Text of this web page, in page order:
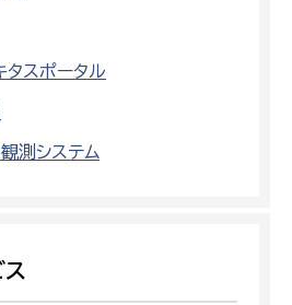
スポータル
測システム